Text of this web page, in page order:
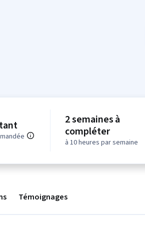
2 semaines à
compléter
à 10 heures par semaine
Témoignages